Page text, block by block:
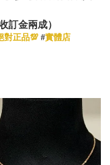
訂金兩成）
對正品💯 #實體店